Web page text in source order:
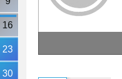
16
23
30